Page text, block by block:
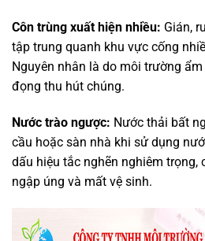
Côn trùng xuất hiện nhiều: Gián,
tập trung quanh khu vực cống
Nguyên nhân là do môi trường
đọng thu hút chúng.
Nước trào ngược: Nước thải bất
cầu hoặc sàn nhà khi sử dụng
dấu hiệu tắc nghẽn nghiêm trọng,
ngập úng và mất vệ sinh.